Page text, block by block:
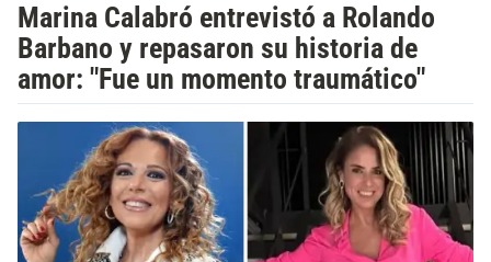
Marina Calabró entrevistó a Rolando
Barbano y repasaron su historia de
amor: "Fue un momento traumático"